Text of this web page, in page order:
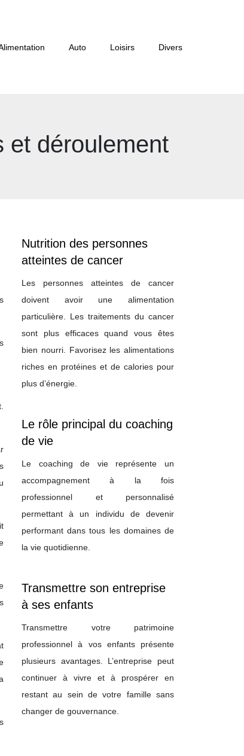
Auto Loisirs Divers
et déroulement
Nutrition des personnes
atteintes de cancer
Les personnes atteintes de cancer
doivent avoir une alimentation
particulière. Les traitements du cancer
sont plus efficaces quand vous êtes
bien nourri. Favorisez les alimentations
riches en protéines et de calories pour
plus d’énergie.
Le rôle principal du coaching
de vie
Le coaching de vie représente un
accompagnement à la fois
professionnel et personnalisé
permettant à un individu de devenir
performant dans tous les domaines de
la vie quotidienne.
Transmettre son entreprise
à ses enfants
Transmettre votre patrimoine
professionnel à vos enfants présente
plusieurs avantages. L’entreprise peut
continuer à vivre et à prospérer en
restant au sein de votre famille sans
changer de gouvernance.